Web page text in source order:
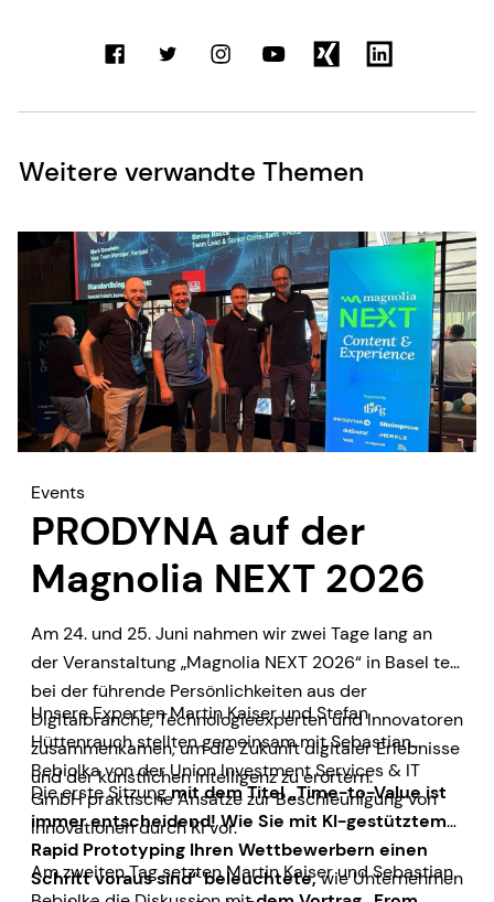
Weitere verwandte Themen
Events
PRODYNA auf der
Magnolia NEXT 2026
Am 24. und 25. Juni nahmen wir zwei Tage lang an
der Veranstaltung „Magnolia NEXT 2026“ in Basel teil,
bei der führende Persönlichkeiten aus der
Digitalbranche, Technologieexperten und Innovatoren
zusammenkamen, um die Zukunft digitaler Erlebnisse
und der künstlichen Intelligenz zu erörtern.
Unsere Experten Martin Kaiser und Stefan
Hüttenrauch stellten gemeinsam mit Sebastian
Bebiolka von der Union Investment Services & IT
GmbH praktische Ansätze zur Beschleunigung von
Innovationen durch KI vor.
Die erste Sitzungmit dem Titel „Time-to-Value ist
immer entscheidend! Wie Sie mit KI-gestütztem
Rapid Prototyping Ihren Wettbewerbern einen
Schritt voraus sind“ beleuchtete,wie Unternehmen
Am zweiten Tag setzten Martin Kaiser und Sebastian